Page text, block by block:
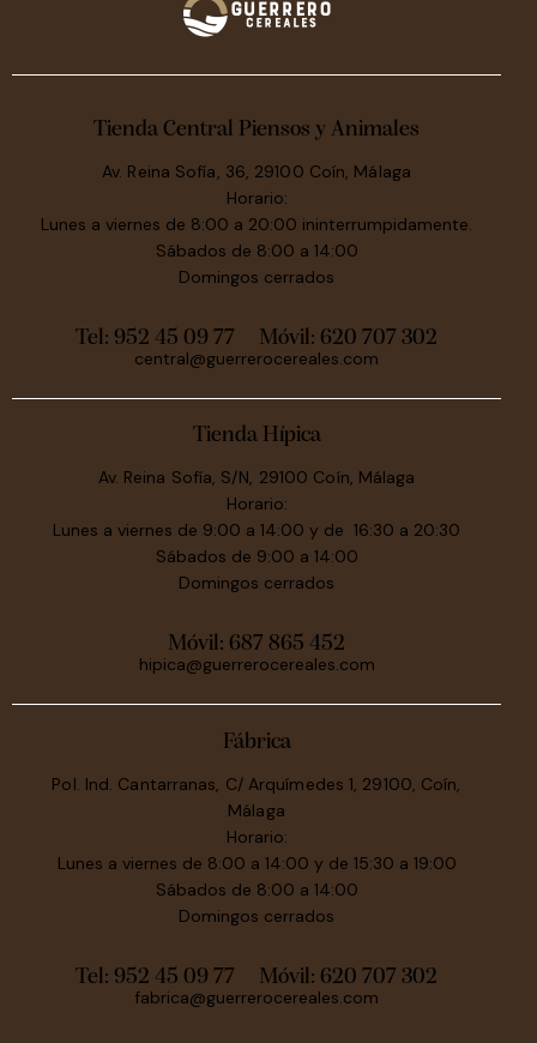
Tienda Central Piensos y Animales
Av. Reina Sofía, 36, 29100 Coín, Málaga
Horario:
Lunes a viernes de 8:00 a 20:00 ininterrumpidamente.
Sábados de 8:00 a 14:00
Domingos cerrados
Tel: 952 45 09 77 Móvil: 620 707 302
central@guerrerocereales.com
Tienda Hípica
Av. Reina Sofía, S/N, 29100 Coín, Málaga
Horario:
Lunes a viernes de 9:00 a 14:00 y de 16:30 a 20:30
Sábados de 9:00 a 14:00
Domingos cerrados
Móvil: 687 865 452
hipica@guerrerocereales.com
Fábrica
Pol. Ind. Cantarranas, C/ Arquímedes 1, 29100, Coín,
Málaga
Horario:
Lunes a viernes de 8:00 a 14:00 y de 15:30 a 19:00
Sábados de 8:00 a 14:00
Domingos cerrados
Tel: 952 45 09 77 Móvil: 620 707 302
fabrica@guerrerocereales.com